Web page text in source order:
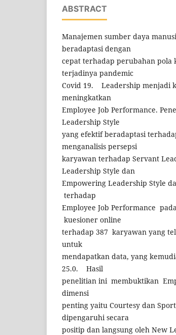
ABSTRACT
Manajemen sumber daya
beradaptasi dengan
cepat terhadap perubahan pola
terjadinya pandemic
Covid 19. Leadership menjadi
meningkatkan
Employee Job Performance.
Leadership Style
yang efektif beradaptasi
menganalisis persepsi
karyawan terhadap Servant
Leadership Style dan
Empowering Leadership Style
terhadap
Employee Job Performance
kuesioner online
terhadap 387 karyawan yang
untuk
mendapatkan data, yang
25.0. Hasil
penelitian ini membuktikan
dimensi
penting yaitu Courtesy dan
dipengaruhi secara
positip dan langsung oleh New